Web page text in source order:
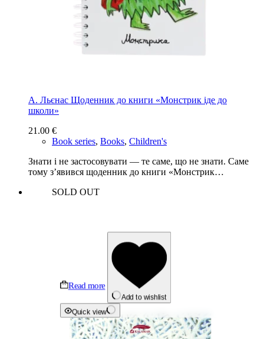
А. Льєнас Щоденник до книги «Монстрик іде до
школи»
21.00 €
Book series, Books, Children's
Знати і не застосовувати — те саме, що не знати. Саме
тому з’явився щоденник до книги «Монстрик…
SOLD OUT
Read more
Add to wishlist
Quick view